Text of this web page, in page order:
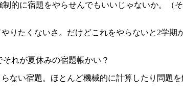
的に宿題をやらせんでもいいじゃないか。（
りたくないさ。だけどこれをやらないと2学
れが夏休みの宿題帳かい？
ない宿題。ほとんど機械的に計算したり問題